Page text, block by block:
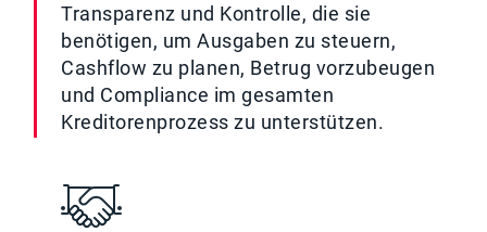
Transparenz und Kontrolle, die sie
benötigen, um Ausgaben zu steuern,
Cashflow zu planen, Betrug vorzubeugen
und Compliance im gesamten
Kreditorenprozess zu unterstützen.